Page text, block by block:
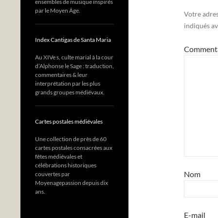
Votre
indiqués
Nom
E-mail
ensembles de musique inspirés
par le Moyen Âge.
Index Cantigas de Santa Maria
Au XIVe s, culte marial à la cour
d’Alphonse le Sage : traduction,
commentaires & leur
interprétation par les plus
grands groupes médiévaux.
Cartes postales médiévales
Une collection de près de 60
cartes postales consacrées aux
fêtes médiévales et
célébrations historiques
couvertes par
Moyenagepassion depuis dix
ans.